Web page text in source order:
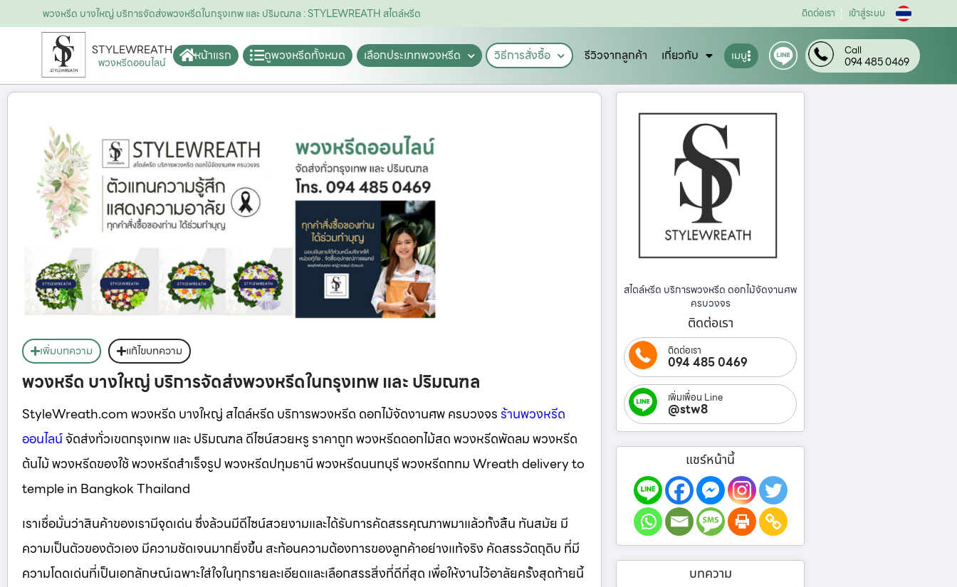
พวงหรีด บางใหญ่ บริการจัดส่งพวงหรีดในกรุงเทพ และ ปริมณฑล : STYLEWREATH สไตล์หรีด ติดต่อเรา เข้าสู่ระบบ
STYLEWREATH
พวงหรีดออนไลน์ หน้าแรก ดูพวงหรีดทั้งหมด เลือกประเภทพวงหรีด วิธีการสั่งซื้อ รีวิวจากลูกค้า เกี่ยวกับ เมนู Call
094 485 0469
เพิ่มบทความ แก้ไขบทความ
พวงหรีด บางใหญ่ บริการจัดส่งพวงหรีดในกรุงเทพ และ ปริมณฑล
StyleWreath.com พวงหรีด บางใหญ่ สไตล์หรีด บริการพวงหรีด ดอกไม้จัดงานศพ ครบวงจรร้านพวงหรีด
ออนไลน์จัดส่งทั่วเขตกรุงเทพ และ ปริมณฑล ดีไซน์สวยหรู ราคาถูก พวงหรีดดอกไม้สด พวงหรีดพัดลม พวงหรีด
ต้นไม้ พวงหรีดของใช้ พวงหรีดสำเร็จรูป พวงหรีดปทุมธานี พวงหรีดนนทบุรี พวงหรีดกทม Wreath delivery to
temple in Bangkok Thailand
เราเชื่อมั่นว่าสินค้าของเรามีจุดเด่น ซึ่งล้วนมีดีไซน์สวยงามและได้รับการคัดสรรคุณภาพมาแล้วทั้งสิ้น ทันสมัย มี
ความเป็นตัวของตัวเอง มีความชัดเจนมากยิ่งขึ้น สะท้อนความต้องการของลูกค้าอย่างแท้จริง คัดสรรวัตถุดิบ ที่มี
ความโดดเด่นที่เป็นเอกลักษณ์เฉพาะใส่ใจในทุกรายละเอียดและเลือกสรรสิ่งที่ดีที่สุด เพื่อให้งานไว้อาลัยครั้งสุดท้ายนี้
สไตล์หรีด บริการพวงหรีด ดอกไม้จัดงานศพ
ครบวงจร
ติดต่อเรา
ติดต่อเรา
094 485 0469
เพิ่มเพื่อน Line
@stw8
แชร์หน้านี้
บทความ